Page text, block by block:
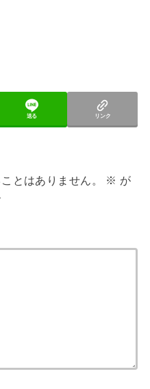
送る リンク
とはありません。 ※ が